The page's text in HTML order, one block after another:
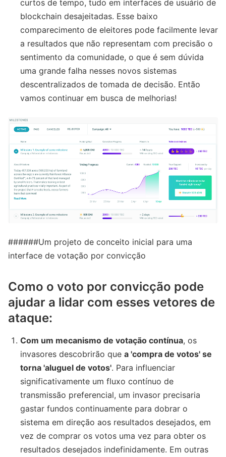
curtos de tempo, tudo em interfaces de usuário de
blockchain desajeitadas. Esse baixo
comparecimento de eleitores pode facilmente levar
a resultados que não representam com precisão o
sentimento da comunidade, o que é sem dúvida
uma grande falha nesses novos sistemas
descentralizados de tomada de decisão. Então
vamos continuar em busca de melhorias!
######Um projeto de conceito inicial para uma
interface de votação por convicção
Como o voto por convicção pode
ajudar a lidar com esses vetores de
ataque:
Com um mecanismo de votação contínua, os
invasores descobrirão que a 'compra de votos' se
torna 'aluguel de votos'. Para influenciar
significativamente um fluxo contínuo de
transmissão preferencial, um invasor precisaria
gastar fundos continuamente para dobrar o
sistema em direção aos resultados desejados, em
vez de comprar os votos uma vez para obter os
resultados desejados indefinidamente. Em outras